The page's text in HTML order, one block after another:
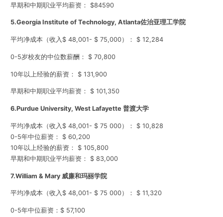
早期和中期职业平均薪资： $84590
5.Georgia Institute of Technology, Atlanta佐治亚理工学院
平均净成本（收入$ 48,001- $ 75,000）： $ 12,284
0-5岁校友的中位数薪酬： $ 70,800
10年以上经验的薪资： $ 131,900
早期和中期职业平均薪资： $ 101,350
6.Purdue University, West Lafayette 普渡大学
平均净成本（收入$ 48,001- $ 75 000）： $ 10,828
0-5年中位薪资： $ 60,200
10年以上经验的薪资： $ 105,800
早期和中期职业平均薪资： $ 83,000
7.William & Mary 威廉和玛丽学院
平均净成本（收入$ 48,001- $ 75 000）： $ 11,320
0-5年中位薪资：$ 57,100